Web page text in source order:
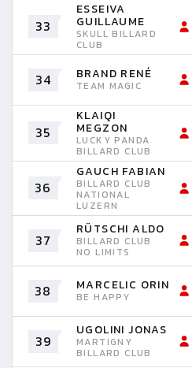
33
ESSEIVA
GUILLAUME
SKULL BILLARD
CLUB
34 BRAND RENÉ
TEAM MAGIC
35
KLAIQI
MEGZON
LUCKY PANDA
BILLARD CLUB
36
GAUCH FABIAN
BILLARD CLUB
NATIONAL
LUZERN
37
RÜTSCHI ALDO
BILLARD CLUB
NO LIMITS
38 MARCELIC ORIN
BE HAPPY
39
UGOLINI JONAS
MARTIGNY
BILLARD CLUB